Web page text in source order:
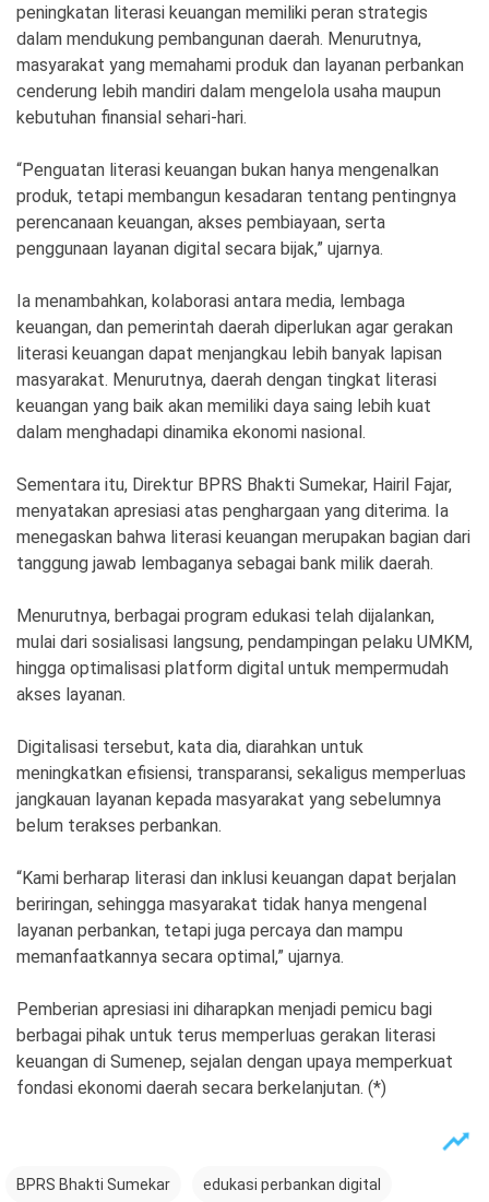
©
Copyright
2026
News
All
Right
Reserve
peningkatan literasi keuangan memiliki peran strategis
dalam mendukung pembangunan daerah. Menurutnya,
masyarakat yang memahami produk dan layanan perbankan
cenderung lebih mandiri dalam mengelola usaha maupun
kebutuhan finansial sehari-hari.
“Penguatan literasi keuangan bukan hanya mengenalkan
produk, tetapi membangun kesadaran tentang pentingnya
perencanaan keuangan, akses pembiayaan, serta
penggunaan layanan digital secara bijak,” ujarnya.
Ia menambahkan, kolaborasi antara media, lembaga
keuangan, dan pemerintah daerah diperlukan agar gerakan
literasi keuangan dapat menjangkau lebih banyak lapisan
masyarakat. Menurutnya, daerah dengan tingkat literasi
keuangan yang baik akan memiliki daya saing lebih kuat
dalam menghadapi dinamika ekonomi nasional.
Sementara itu, Direktur BPRS Bhakti Sumekar, Hairil Fajar,
menyatakan apresiasi atas penghargaan yang diterima. Ia
menegaskan bahwa literasi keuangan merupakan bagian dari
tanggung jawab lembaganya sebagai bank milik daerah.
Menurutnya, berbagai program edukasi telah dijalankan,
mulai dari sosialisasi langsung, pendampingan pelaku UMKM,
hingga optimalisasi platform digital untuk mempermudah
akses layanan.
Digitalisasi tersebut, kata dia, diarahkan untuk
meningkatkan efisiensi, transparansi, sekaligus memperluas
jangkauan layanan kepada masyarakat yang sebelumnya
belum terakses perbankan.
“Kami berharap literasi dan inklusi keuangan dapat berjalan
beriringan, sehingga masyarakat tidak hanya mengenal
layanan perbankan, tetapi juga percaya dan mampu
memanfaatkannya secara optimal,” ujarnya.
Pemberian apresiasi ini diharapkan menjadi pemicu bagi
berbagai pihak untuk terus memperluas gerakan literasi
keuangan di Sumenep, sejalan dengan upaya memperkuat
fondasi ekonomi daerah secara berkelanjutan. (*)
BPRS Bhakti Sumekar edukasi perbankan digital